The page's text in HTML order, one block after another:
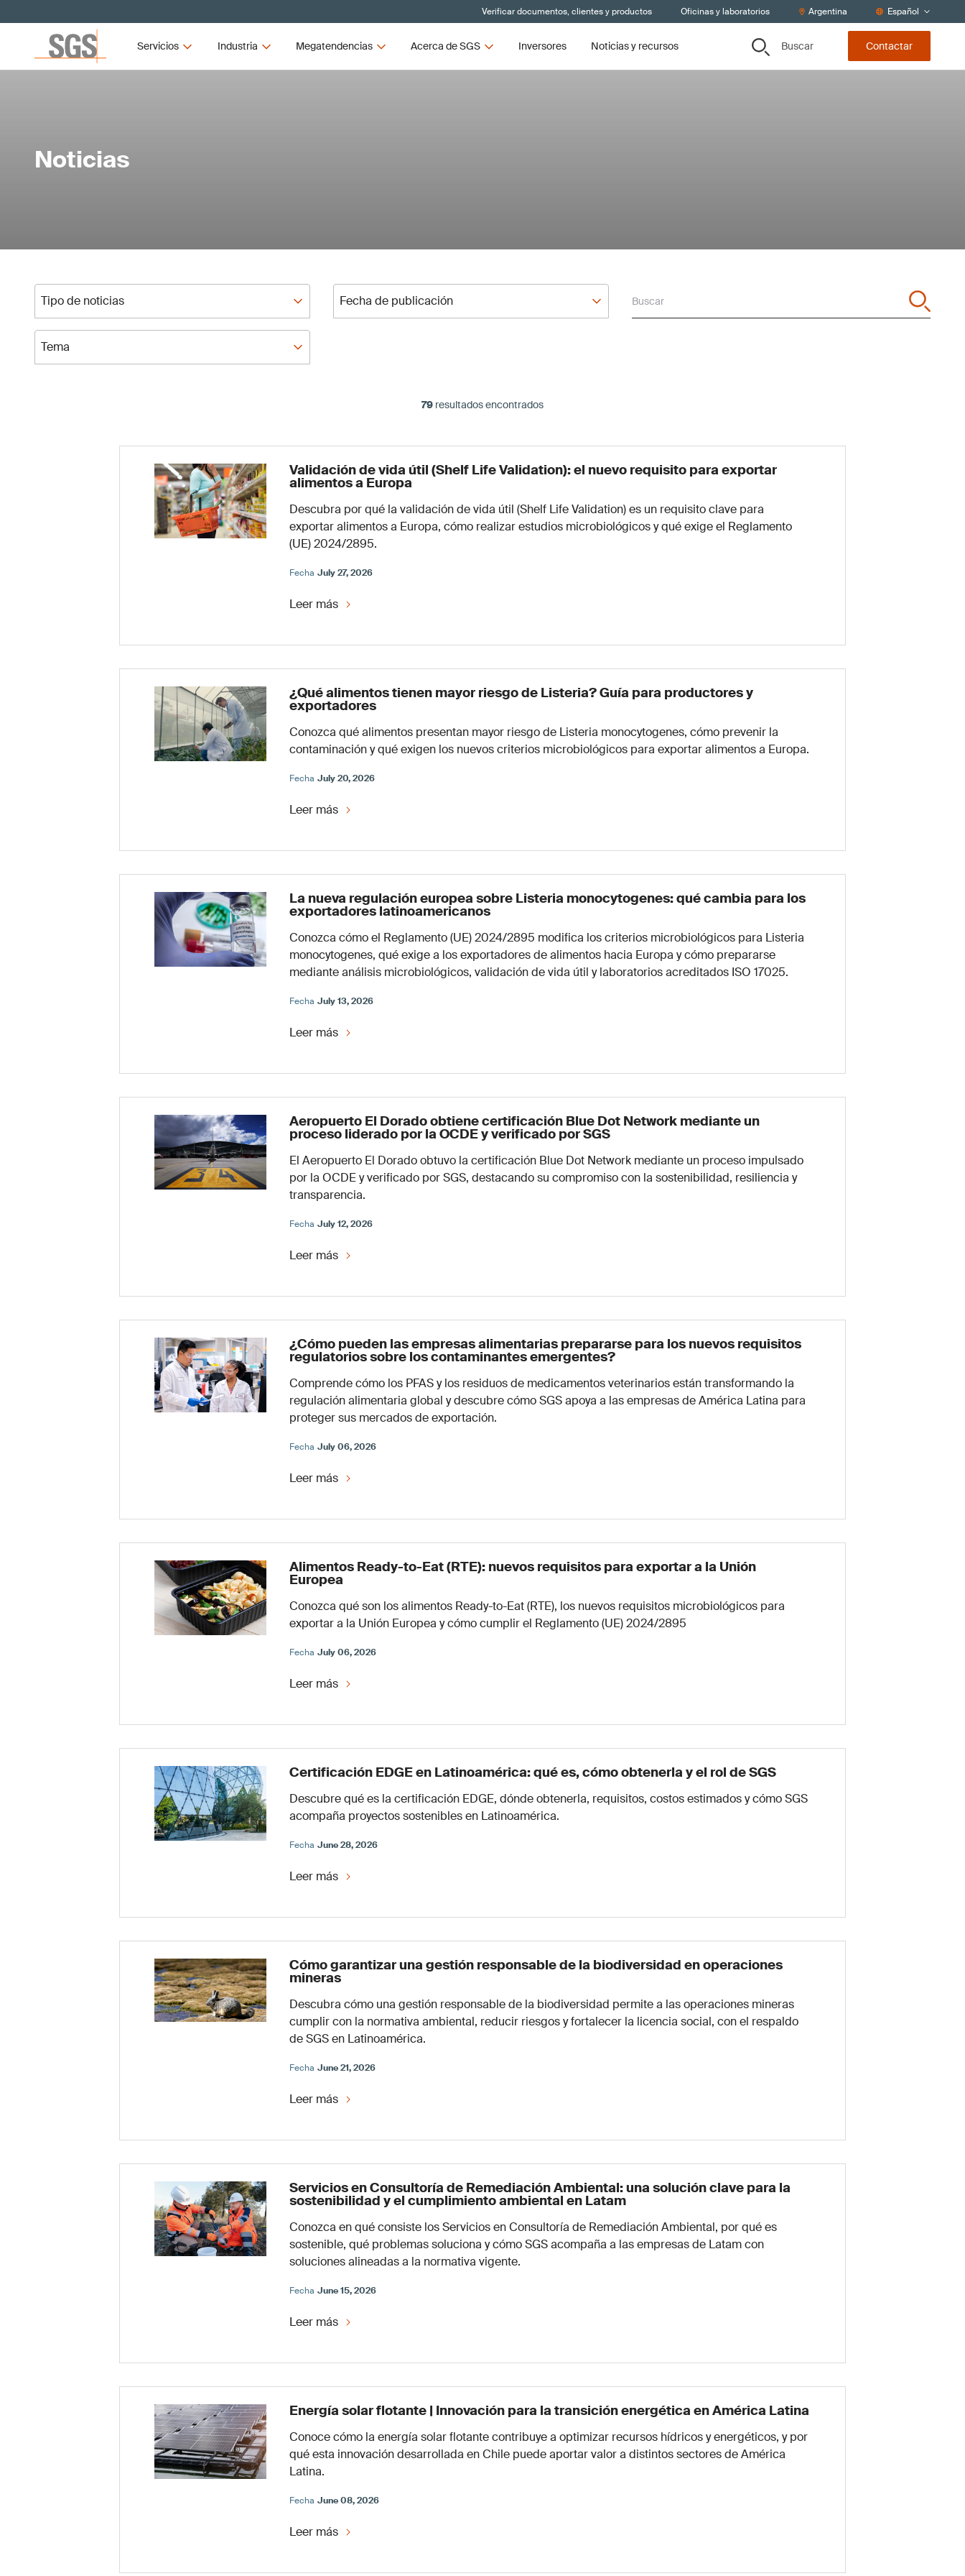
Verificar documentos, clientes y productos Oficinas y laboratorios Argentina Español
Servicios Industria Megatendencias Acerca de SGS Inversores Noticias y recursos Buscar Contactar
Noticias
Tipo de noticias
Tipo de noticias
Fecha de publicación
Fecha de publicación
Tema
Tema
79 resultados encontrados
Validación de vida útil (Shelf Life Validation): el nuevo requisito para exportar
alimentos a Europa
Descubra por qué la validación de vida útil (Shelf Life Validation) es un requisito clave para
exportar alimentos a Europa, cómo realizar estudios microbiológicos y qué exige el Reglamento
(UE) 2024/2895.
Fecha July 27, 2026
Leer más
¿Qué alimentos tienen mayor riesgo de Listeria? Guía para productores y
exportadores
Conozca qué alimentos presentan mayor riesgo de Listeria monocytogenes, cómo prevenir la
contaminación y qué exigen los nuevos criterios microbiológicos para exportar alimentos a Europa.
Fecha July 20, 2026
Leer más
La nueva regulación europea sobre Listeria monocytogenes: qué cambia para los
exportadores latinoamericanos
Conozca cómo el Reglamento (UE) 2024/2895 modifica los criterios microbiológicos para Listeria
monocytogenes, qué exige a los exportadores de alimentos hacia Europa y cómo prepararse
mediante análisis microbiológicos, validación de vida útil y laboratorios acreditados ISO 17025.
Fecha July 13, 2026
Leer más
Aeropuerto El Dorado obtiene certificación Blue Dot Network mediante un
proceso liderado por la OCDE y verificado por SGS
El Aeropuerto El Dorado obtuvo la certificación Blue Dot Network mediante un proceso impulsado
por la OCDE y verificado por SGS, destacando su compromiso con la sostenibilidad, resiliencia y
transparencia.
Fecha July 12, 2026
Leer más
¿Cómo pueden las empresas alimentarias prepararse para los nuevos requisitos
regulatorios sobre los contaminantes emergentes?
Comprende cómo los PFAS y los residuos de medicamentos veterinarios están transformando la
regulación alimentaria global y descubre cómo SGS apoya a las empresas de América Latina para
proteger sus mercados de exportación.
Fecha July 06, 2026
Leer más
Alimentos Ready-to-Eat (RTE): nuevos requisitos para exportar a la Unión
Europea
Conozca qué son los alimentos Ready-to-Eat (RTE), los nuevos requisitos microbiológicos para
exportar a la Unión Europea y cómo cumplir el Reglamento (UE) 2024/2895
Fecha July 06, 2026
Leer más
Certificación EDGE en Latinoamérica: qué es, cómo obtenerla y el rol de SGS
Descubre qué es la certificación EDGE, dónde obtenerla, requisitos, costos estimados y cómo SGS
acompaña proyectos sostenibles en Latinoamérica.
Fecha June 28, 2026
Leer más
Cómo garantizar una gestión responsable de la biodiversidad en operaciones
mineras
Descubra cómo una gestión responsable de la biodiversidad permite a las operaciones mineras
cumplir con la normativa ambiental, reducir riesgos y fortalecer la licencia social, con el respaldo
de SGS en Latinoamérica.
Fecha June 21, 2026
Leer más
Servicios en Consultoría de Remediación Ambiental: una solución clave para la
sostenibilidad y el cumplimiento ambiental en Latam
Conozca en qué consiste los Servicios en Consultoría de Remediación Ambiental, por qué es
sostenible, qué problemas soluciona y cómo SGS acompaña a las empresas de Latam con
soluciones alineadas a la normativa vigente.
Fecha June 15, 2026
Leer más
Energía solar flotante | Innovación para la transición energética en América Latina
Conoce cómo la energía solar flotante contribuye a optimizar recursos hídricos y energéticos, y por
qué esta innovación desarrollada en Chile puede aportar valor a distintos sectores de América
Latina.
Fecha June 08, 2026
Leer más